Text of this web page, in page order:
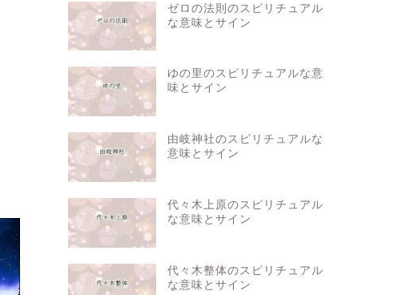
ゼロの法則のスピリチュアル
な意味とサイン
ゆの里のスピリチュアルな意
味とサイン
由岐神社のスピリチュアルな
意味とサイン
代々木上原のスピリチュアル
な意味とサイン
代々木整体のスピリチュアル
な意味とサイン